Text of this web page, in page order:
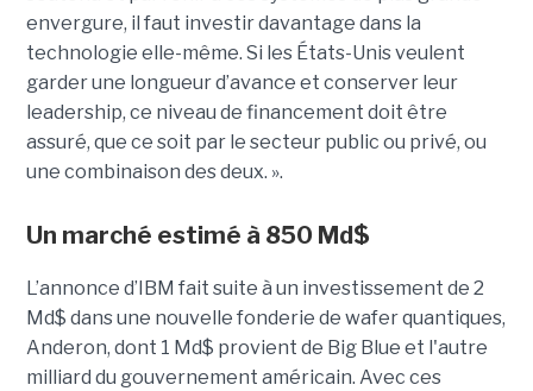
envergure, il faut investir davantage dans la
technologie elle-même. Si les États-Unis veulent
garder une longueur d’avance et conserver leur
leadership, ce niveau de financement doit être
assuré, que ce soit par le secteur public ou privé, ou
une combinaison des deux. ».
Un marché estimé à 850 Md$
L’annonce d’IBM fait suite à un investissement de 2
Md$ dans une nouvelle fonderie de wafer quantiques,
Anderon, dont 1 Md$ provient de Big Blue et l'autre
milliard du gouvernement américain. Avec ces